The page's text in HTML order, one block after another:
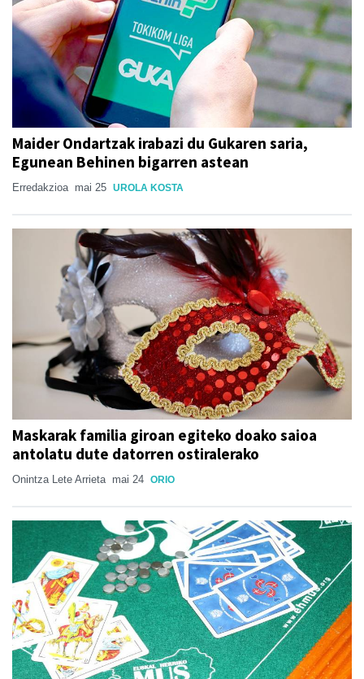
Maider Ondartzak irabazi du Gukaren saria,
Egunean Behinen bigarren astean
Erredakzioa mai 25 UROLA KOSTA
Maskarak familia giroan egiteko doako saioa
antolatu dute datorren ostiralerako
Onintza Lete Arrieta mai 24 ORIO